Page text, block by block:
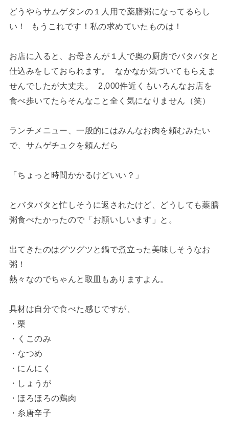
どうやらサムゲタンの１人用で薬膳粥になってるらし
い！ もうこれです！私の求めていたものは！
お店に入ると、お母さんが１人で奥の厨房でバタバタと
仕込みをしておられます。 なかなか気づいてもらえま
せんでしたが大丈夫。 2,000件近くもいろんなお店を
食べ歩いてたらそんなこと全く気になりません（笑）
ランチメニュー、一般的にはみんなお肉を頼むみたい
で、サムゲチュクを頼んだら
「ちょっと時間かかるけどいい？」
とバタバタと忙しそうに返されたけど、どうしても薬膳
粥食べたかったので「お願いしいます」と。
出てきたのはグツグツと鍋で煮立った美味しそうなお
粥！
熱々なのでちゃんと取皿もありますよん。
具材は自分で食べた感じですが、
・栗
・くこのみ
・なつめ
・にんにく
・しょうが
・ほろほろの鶏肉
・糸唐辛子